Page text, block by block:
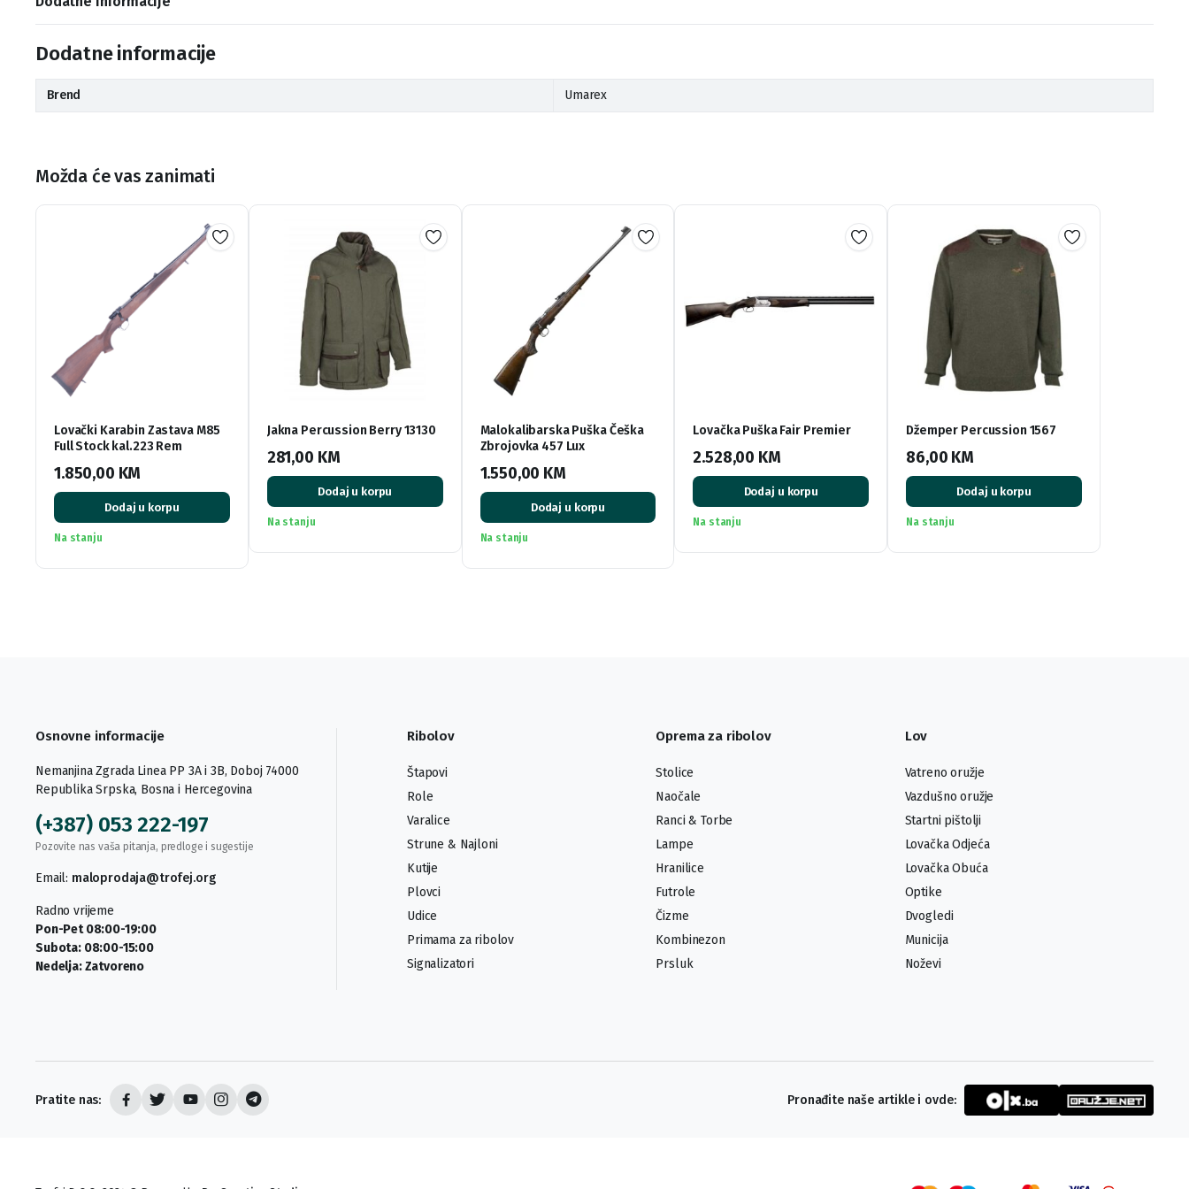
Dodatne informacije
Brend Umarex
Možda će vas zanimati
Lovački Karabin Zastava M85
Full Stock kal.223 Rem
1.850,00 KM
Dodaj u korpu
Na stanju
Jakna Percussion Berry 13130
281,00 KM
Dodaj u korpu
Na stanju
Malokalibarska Puška Češka
Zbrojovka 457 Lux
1.550,00 KM
Dodaj u korpu
Na stanju
Lovačka Puška Fair Premier
2.528,00 KM
Dodaj u korpu
Na stanju
Džemper Percussion 1567
86,00 KM
Dodaj u korpu
Na stanju
Osnovne informacije
Nemanjina Zgrada Linea PP 3A i 3B, Doboj 74000
Republika Srpska, Bosna i Hercegovina
(+387) 053 222-197
Pozovite nas vaša pitanja, predloge i sugestije
Email: maloprodaja@trofej.org
Radno vrijeme
Pon-Pet 08:00-19:00
Subota: 08:00-15:00
Nedelja: Zatvoreno
Ribolov
Štapovi
Role
Varalice
Strune & Najloni
Kutije
Plovci
Udice
Primama za ribolov
Signalizatori
Oprema za ribolov
Stolice
Naočale
Ranci & Torbe
Lampe
Hranilice
Futrole
Čizme
Kombinezon
Prsluk
Lov
Vatreno oružje
Vazdušno oružje
Startni pištolji
Lovačka Odjeća
Lovačka Obuća
Optike
Dvogledi
Municija
Noževi
Pratite nas: Pronađite naše artikle i ovde: